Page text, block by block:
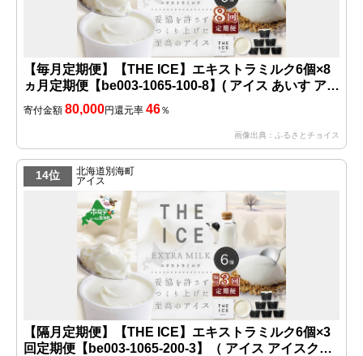
【毎月定期便】【THE ICE】エキストラミルク6個×8
ヵ月定期便【be003-1065-100-8】( アイス あいす アイ
スクリーム 北海道 別海町 ふるさとチョイス ふるさと
納税 仕組み キャンペーン 限度額 計算 ランキング や
り方 シミュレーション チョイス チョイスマイル ジェ
ラート )
寄付金額 80,000円還元率 46％
画像出典：ふるさとチョイス
14位
北海道別海町
アイス
【隔月定期便】【THE ICE】エキストラミルク6個×3
回定期便【be003-1065-200-3】（ アイス アイスクリ